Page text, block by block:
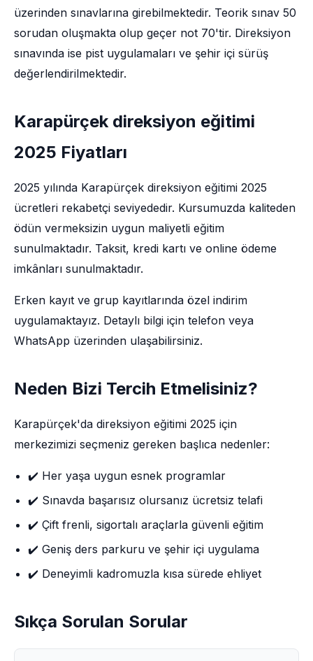
üzerinden sınavlarına girebilmektedir. Teorik sınav 50
sorudan oluşmakta olup geçer not 70'tir. Direksiyon
sınavında ise pist uygulamaları ve şehir içi sürüş
değerlendirilmektedir.
Karapürçek direksiyon eğitimi
2025 Fiyatları
2025 yılında Karapürçek direksiyon eğitimi 2025
ücretleri rekabetçi seviyededir. Kursumuzda kaliteden
ödün vermeksizin uygun maliyetli eğitim
sunulmaktadır. Taksit, kredi kartı ve online ödeme
imkânları sunulmaktadır.
Erken kayıt ve grup kayıtlarında özel indirim
uygulamaktayız. Detaylı bilgi için telefon veya
WhatsApp üzerinden ulaşabilirsiniz.
Neden Bizi Tercih Etmelisiniz?
Karapürçek'da direksiyon eğitimi 2025 için
merkezimizi seçmeniz gereken başlıca nedenler:
✔️ Her yaşa uygun esnek programlar
✔️ Sınavda başarısız olursanız ücretsiz telafi
✔️ Çift frenli, sigortalı araçlarla güvenli eğitim
✔️ Geniş ders parkuru ve şehir içi uygulama
✔️ Deneyimli kadromuzla kısa sürede ehliyet
Sıkça Sorulan Sorular